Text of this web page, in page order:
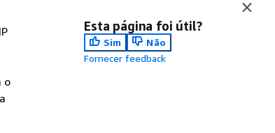
o
Esta página foi útil?
Sim
Não
Fornecer feedback